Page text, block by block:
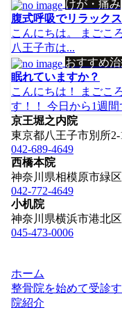
けが・痛み
腹式呼吸でリラック
こんにちは。 まごこ
八王子市は...
おすすめ
眠れていますか？
こんにちは！ まごこ
す！！ 今日から1週間
京王堀之内院
東京都八王子市別所
042-689-4649
西橋本院
神奈川県相模原市緑
042-772-4649
小机院
神奈川県横浜市港北
045-473-0006
ホーム
整骨院を始めて受診
院紹介